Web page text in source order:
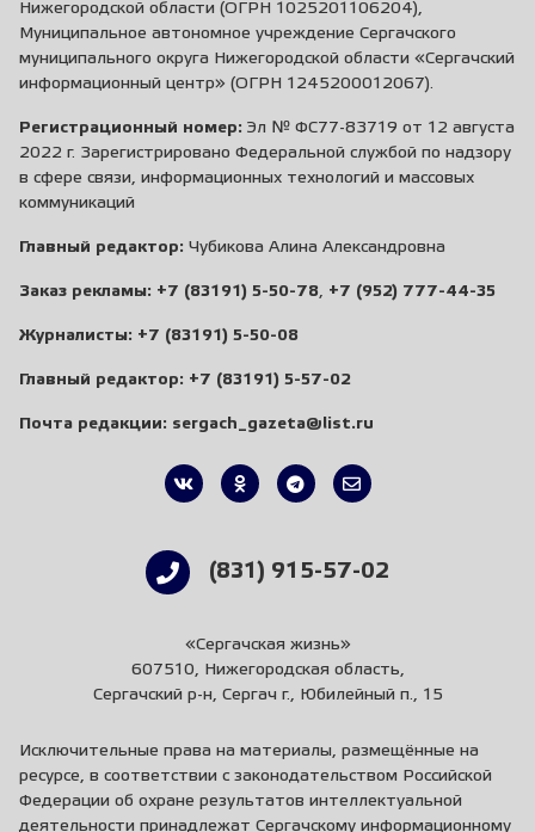
Нижегородской области (ОГРН 1025201106204),
Муниципальное автономное учреждение Сергачского
муниципального округа Нижегородской области «Сергачский
информационный центр» (ОГРН 1245200012067).
Регистрационный номер: Эл № ФС77-83719 от 12 августа
2022 г. Зарегистрировано Федеральной службой по надзору
в сфере связи, информационных технологий и массовых
коммуникаций
Главный редактор: Чубикова Алина Александровна
Заказ рекламы: +7 (83191) 5-50-78 +7 (952) 777-44-35
Журналисты: +7 (83191) 5-50-08
Главный редактор: +7 (83191) 5-57-02
Почта редакции: sergach_gazeta@list.ru
(831) 915-57-02
«Сергачская жизнь»
607510, Нижегородская область,
Сергачский р-н, Сергач г., Юбилейный п., 15
Исключительные права на материалы, размещённые на
ресурсе, в соответствии с законодательством Российской
Федерации об охране результатов интеллектуальной
деятельности принадлежат Сергачскому информационному